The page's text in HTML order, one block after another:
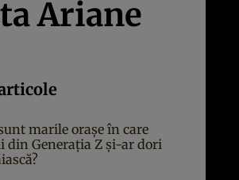
Ariane
marile orașe în care
din Generația Z și-ar dori